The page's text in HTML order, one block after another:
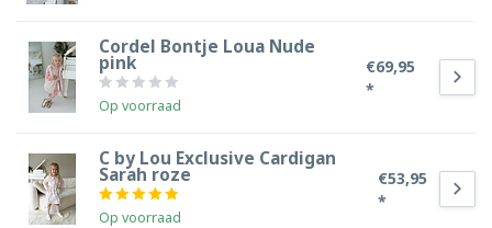
Cordel Bontje Loua Nude
pink
Op voorraad
€69,95
*
C by Lou Exclusive Cardigan
Sarah roze
Op voorraad
€53,95
*